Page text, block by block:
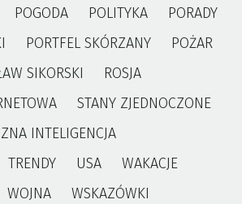
POGODA POLITYKA
PORADY
PORTFEL SKÓRZANY
POŻAR
SIKORSKI
ROSJA
STANY ZJEDNOCZONE
INTELIGENCJA
TRENDY USA
WAKACJE
WOJNA
WSKAZÓWKI